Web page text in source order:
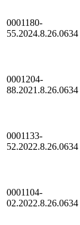
0001180-
55.2024.8.26.0634
0001204-
88.2021.8.26.0634
0001133-
52.2022.8.26.0634
0001104-
02.2022.8.26.0634